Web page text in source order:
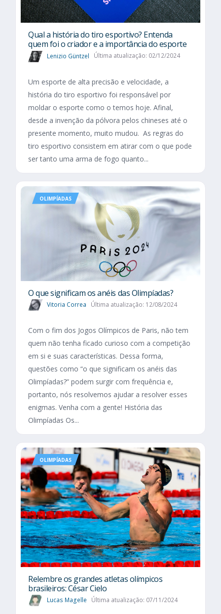
Qual a história do tiro esportivo? Entenda
quem foi o criador e a importância do esporte
Lenizio Güntzel Última atualização: 02/12/2024
Um esporte de alta precisão e velocidade, a
história do tiro esportivo foi responsável por
moldar o esporte como o temos hoje. Afinal,
desde a invenção da pólvora pelos chineses até o
presente momento, muito mudou. As regras do
tiro esportivo consistem em atirar com o que pode
ser tanto uma arma de fogo quanto...
OLIMPÍADAS
O que significam os anéis das Olimpíadas?
Vitoria Correa Última atualização: 12/08/2024
Com o fim dos Jogos Olímpicos de Paris, não tem
quem não tenha ficado curioso com a competição
em si e suas características. Dessa forma,
questões como “o que significam os anéis das
Olimpíadas?” podem surgir com frequência e,
portanto, nós resolvemos ajudar a resolver esses
enigmas. Venha com a gente! História das
Olimpíadas Os...
OLIMPÍADAS
Relembre os grandes atletas olímpicos
brasileiros: César Cielo
Lucas Magelle Última atualização: 07/11/2024